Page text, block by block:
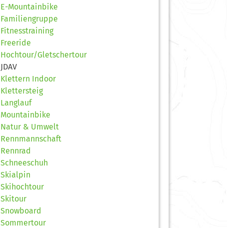
E-Mountainbike
Familiengruppe
Fitnesstraining
Freeride
Hochtour/Gletschertour
JDAV
Klettern Indoor
Klettersteig
Langlauf
Mountainbike
Natur & Umwelt
Rennmannschaft
Rennrad
Schneeschuh
Skialpin
Skihochtour
Skitour
Snowboard
Sommertour